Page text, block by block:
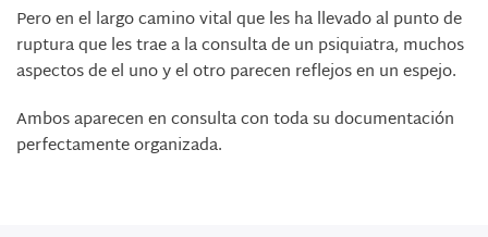
Pero en el largo camino vital que les ha llevado al punto de
ruptura que les trae a la consulta de un psiquiatra, muchos
aspectos de el uno y el otro parecen reflejos en un espejo.
Ambos aparecen en consulta con toda su documentación
perfectamente organizada.